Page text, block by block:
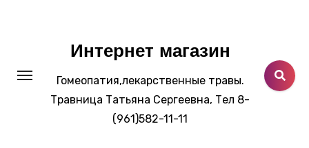
Интернет магазин
Гомеопатия,лекарственные травы.
Травница Татьяна Сергеевна, Тел 8-
(961)582-11-11